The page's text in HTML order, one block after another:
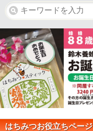
はちみつお役立ちページ